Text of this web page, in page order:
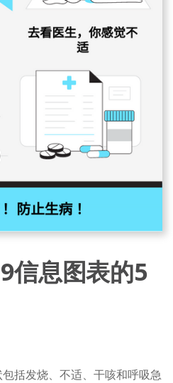
信息图表的5
括发烧、不适、干咳和呼吸急